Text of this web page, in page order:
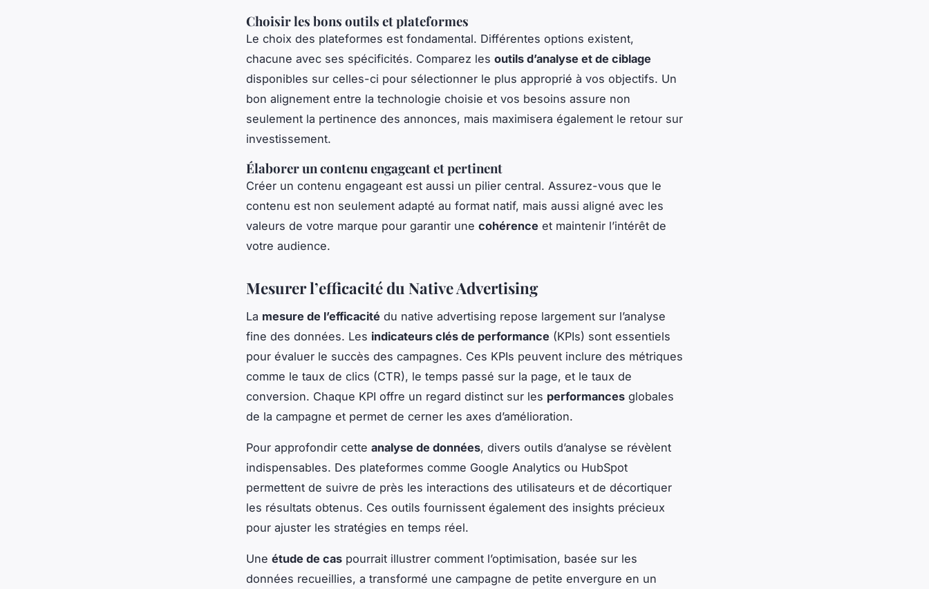
Choisir les bons outils et plateformes
Le choix des plateformes est fondamental. Différentes options existent,
chacune avec ses spécificités. Comparez les outils d’analyse et de ciblage
disponibles sur celles-ci pour sélectionner le plus approprié à vos objectifs. Un
bon alignement entre la technologie choisie et vos besoins assure non
seulement la pertinence des annonces, mais maximisera également le retour sur
investissement.
Élaborer un contenu engageant et pertinent
Créer un contenu engageant est aussi un pilier central. Assurez-vous que le
contenu est non seulement adapté au format natif, mais aussi aligné avec les
valeurs de votre marque pour garantir une cohérence et maintenir l’intérêt de
votre audience.
Mesurer l’efficacité du Native Advertising
La mesure de l’efficacité du native advertising repose largement sur l’analyse
fine des données. Les indicateurs clés de performance (KPIs) sont essentiels
pour évaluer le succès des campagnes. Ces KPIs peuvent inclure des métriques
comme le taux de clics (CTR), le temps passé sur la page, et le taux de
conversion. Chaque KPI offre un regard distinct sur les performances globales
de la campagne et permet de cerner les axes d’amélioration.
Pour approfondir cette analyse de données, divers outils d’analyse se révèlent
indispensables. Des plateformes comme Google Analytics ou HubSpot
permettent de suivre de près les interactions des utilisateurs et de décortiquer
les résultats obtenus. Ces outils fournissent également des insights précieux
pour ajuster les stratégies en temps réel.
Une étude de cas pourrait illustrer comment l’optimisation, basée sur les
données recueillies, a transformé une campagne de petite envergure en un